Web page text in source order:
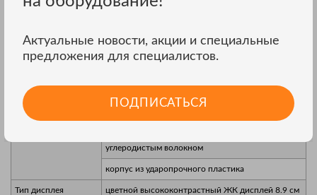
глубина
Измерение глубины до 7 метров
Продолжительность
работы
более 40 часов
углеродистым волокном
корпус из ударопрочного пластика
Тип дисплея цветной высококонтрастный ЖК дисплей 8.9 см
Актуальные новости, акции и специальные
предложения для специалистов.
ПОДПИСАТЬСЯ